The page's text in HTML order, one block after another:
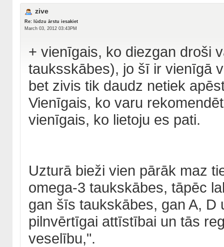
zive
Re: lūdzu ārstu iesakiet
March 03, 2012 03:43PM
+ vienīgais, ko diezgan droši
tauksskābes), jo šī ir vienīgā
bet zivis tik daudz netiek
Vienīgais, ko varu
vienīgais, ko lietoju es pati.
Uzturā bieži vien pārāk maz
omega-3 taukskābes, tāpēc
gan šīs taukskābes, gan A,
pilnvērtīgai attīstībai un tās
veselību,".